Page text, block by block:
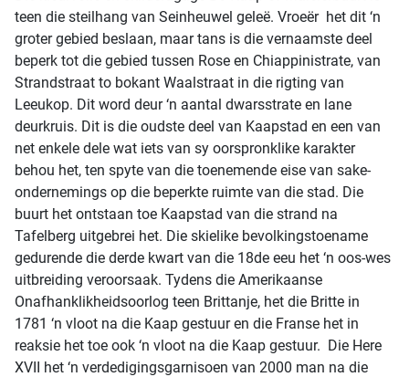
teen die steilhang van Seinheuwel geleë. Vroeër het dit ‘n
groter gebied beslaan, maar tans is die vernaamste deel
beperk tot die gebied tussen Rose en Chiappinistrate, van
Strandstraat to bokant Waalstraat in die rigting van
Leeukop. Dit word deur ‘n aantal dwarsstrate en lane
deurkruis. Dit is die oudste deel van Kaapstad en een van
net enkele dele wat iets van sy oorspronklike karakter
behou het, ten spyte van die toenemende eise van sake-
ondernemings op die beperkte ruimte van die stad. Die
buurt het ontstaan toe Kaapstad van die strand na
Tafelberg uitgebrei het. Die skielike bevolkingstoename
gedurende die derde kwart van die 18de eeu het ‘n oos-wes
uitbreiding veroorsaak. Tydens die Amerikaanse
Onafhanklikheidsoorlog teen Brittanje, het die Britte in
1781 ‘n vloot na die Kaap gestuur en die Franse het in
reaksie het toe ook ‘n vloot na die Kaap gestuur. Die Here
XVII het ‘n verdedigingsgarnisoen van 2000 man na die